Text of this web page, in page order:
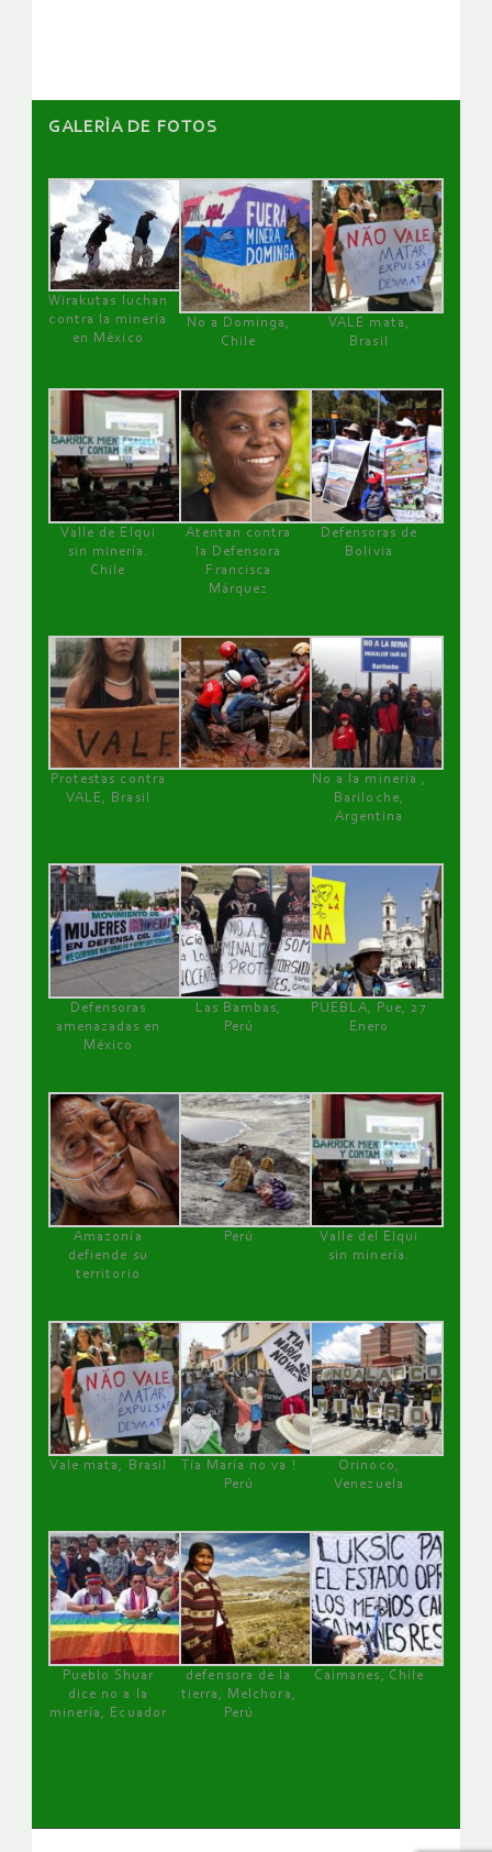
GALERÌA DE FOTOS
Wirakutas luchan
contra la minería
en México
No a Dominga,
Chile
VALE mata,
Brasil
Valle de Elqui
sin minería.
Chile
Atentan contra
la Defensora
Francisca
Márquez
Defensoras de
Bolivia
Protestas contra
VALE, Brasil
No a la minería ,
Bariloche,
Argentina
Defensoras
amenazadas en
México
Las Bambas,
Perú
PUEBLA, Pue, 27
Enero
Amazonía
defiende su
territorio
Perú
Valle del Elqui
sin minería.
Vale mata, Brasil
Tía María no va !
Perú
Orinoco,
Venezuela
Pueblo Shuar
dice no a la
minería, Ecuador
defensora de la
tierra, Melchora,
Perú
Caimanes, Chile